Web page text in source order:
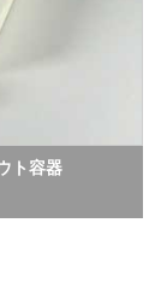
ト容器